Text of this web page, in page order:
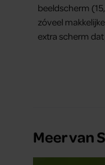
beeldscherm
zóveel
extra scherm dat
Meer van